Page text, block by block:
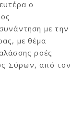
ο
με την
με θέμα
ροές
Σύρων, από τον